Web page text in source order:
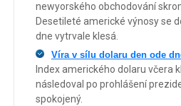
newyorského obchodování
Desetileté americké výnosy se
dne vytrvale klesá.
Víra v sílu dolaru den ode
Index amerického dolaru včera
následoval po prohlášení
spokojený.